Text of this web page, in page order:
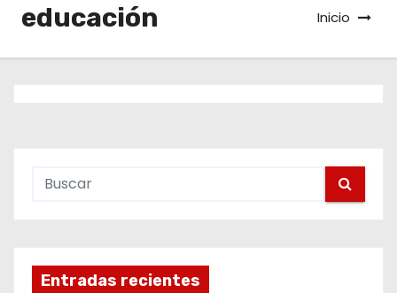
educación Inicio
Entradas recientes